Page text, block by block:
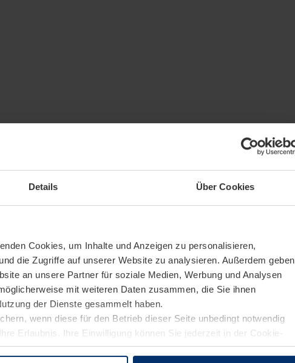
Details Über Cookies
Cookies, um Inhalte und Anzeigen zu personalisieren,
die Zugriffe auf unserer Website zu analysieren. Außerdem geben
an unsere Partner für soziale Medien, Werbung und Analysen
mit weiteren Daten zusammen, die Sie ihnen
der Dienste gesammelt haben.
wenn diese für den Betrieb dieser Seite unbedingt notwendig
Erlaubnis. Ihre Einwilligung können Sie jederzeit in der Cookie-
Website ändern oder widerrufen.